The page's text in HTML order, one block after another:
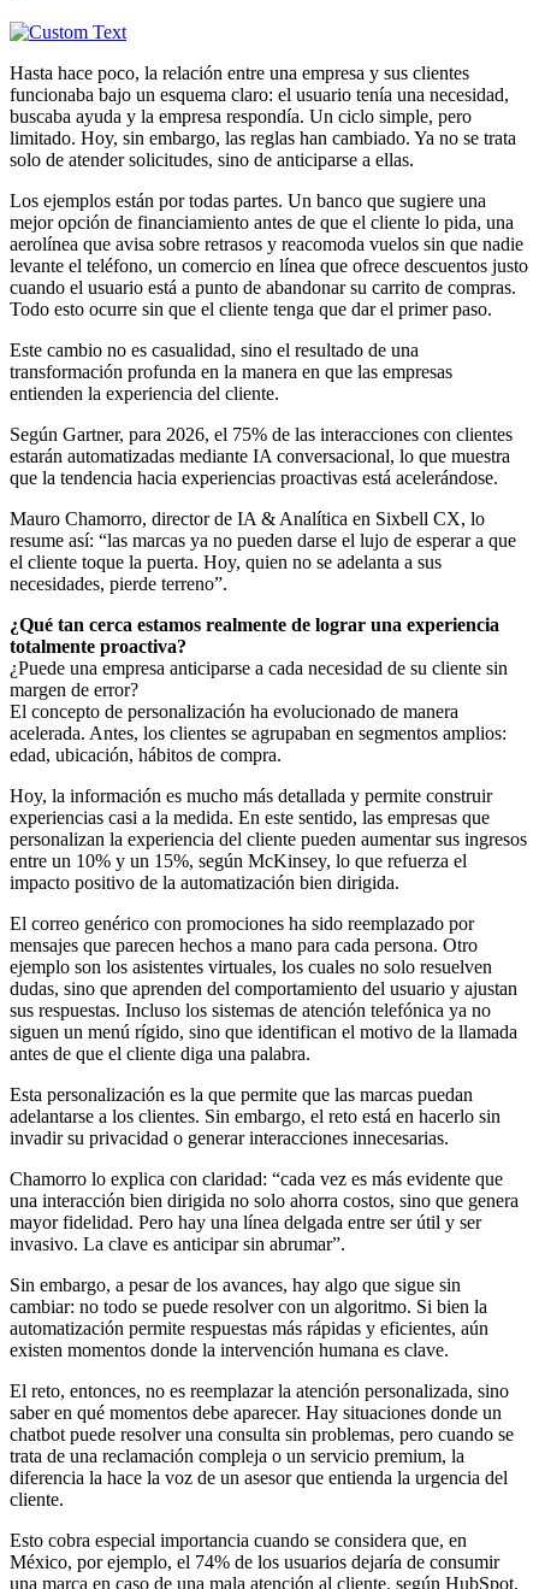
Hasta hace poco, la relación entre una empresa y sus clientes
funcionaba bajo un esquema claro: el usuario tenía una necesidad,
buscaba ayuda y la empresa respondía. Un ciclo simple, pero
limitado. Hoy, sin embargo, las reglas han cambiado. Ya no se trata
solo de atender solicitudes, sino de anticiparse a ellas.
Los ejemplos están por todas partes. Un banco que sugiere una
mejor opción de financiamiento antes de que el cliente lo pida, una
aerolínea que avisa sobre retrasos y reacomoda vuelos sin que nadie
levante el teléfono, un comercio en línea que ofrece descuentos justo
cuando el usuario está a punto de abandonar su carrito de compras.
Todo esto ocurre sin que el cliente tenga que dar el primer paso.
Este cambio no es casualidad, sino el resultado de una
transformación profunda en la manera en que las empresas
entienden la experiencia del cliente.
Según Gartner, para 2026, el 75% de las interacciones con clientes
estarán automatizadas mediante IA conversacional, lo que muestra
que la tendencia hacia experiencias proactivas está acelerándose.
Mauro Chamorro, director de IA & Analítica en Sixbell CX, lo
resume así: “las marcas ya no pueden darse el lujo de esperar a que
el cliente toque la puerta. Hoy, quien no se adelanta a sus
necesidades, pierde terreno”.
¿Qué tan cerca estamos realmente de lograr una experiencia
totalmente proactiva?
¿Puede una empresa anticiparse a cada necesidad de su cliente sin
margen de error?
El concepto de personalización ha evolucionado de manera
acelerada. Antes, los clientes se agrupaban en segmentos amplios:
edad, ubicación, hábitos de compra.
Hoy, la información es mucho más detallada y permite construir
experiencias casi a la medida. En este sentido, las empresas que
personalizan la experiencia del cliente pueden aumentar sus ingresos
entre un 10% y un 15%, según McKinsey, lo que refuerza el
impacto positivo de la automatización bien dirigida.
El correo genérico con promociones ha sido reemplazado por
mensajes que parecen hechos a mano para cada persona. Otro
ejemplo son los asistentes virtuales, los cuales no solo resuelven
dudas, sino que aprenden del comportamiento del usuario y ajustan
sus respuestas. Incluso los sistemas de atención telefónica ya no
siguen un menú rígido, sino que identifican el motivo de la llamada
antes de que el cliente diga una palabra.
Esta personalización es la que permite que las marcas puedan
adelantarse a los clientes. Sin embargo, el reto está en hacerlo sin
invadir su privacidad o generar interacciones innecesarias.
Chamorro lo explica con claridad: “cada vez es más evidente que
una interacción bien dirigida no solo ahorra costos, sino que genera
mayor fidelidad. Pero hay una línea delgada entre ser útil y ser
invasivo. La clave es anticipar sin abrumar”.
Sin embargo, a pesar de los avances, hay algo que sigue sin
cambiar: no todo se puede resolver con un algoritmo. Si bien la
automatización permite respuestas más rápidas y eficientes, aún
existen momentos donde la intervención humana es clave.
El reto, entonces, no es reemplazar la atención personalizada, sino
saber en qué momentos debe aparecer. Hay situaciones donde un
chatbot puede resolver una consulta sin problemas, pero cuando se
trata de una reclamación compleja o un servicio premium, la
diferencia la hace la voz de un asesor que entienda la urgencia del
cliente.
Esto cobra especial importancia cuando se considera que, en
México, por ejemplo, el 74% de los usuarios dejaría de consumir
una marca en caso de una mala atención al cliente, según HubSpot.